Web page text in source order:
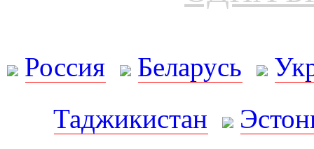
Россия Беларусь
Таджикистан